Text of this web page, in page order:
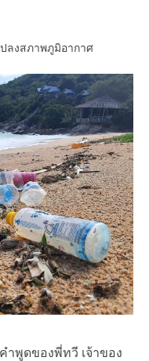
ลงสภาพภูมิอากาศ
ำพูดของพี่ทวี เจ้าของ